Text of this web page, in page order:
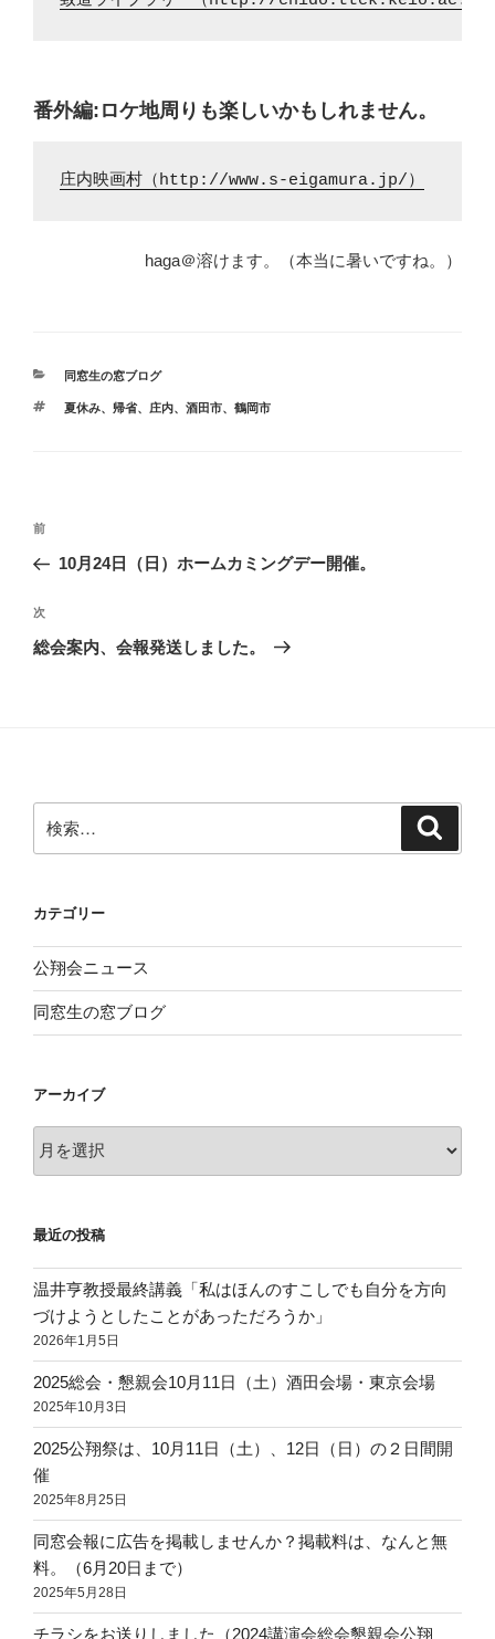
番外編:ロケ地周りも楽しいかもしれません。
庄内映画村（http://www.s-eigamura.jp/）
haga＠溶けます。（本当に暑いですね。）
カ
ゴ
同窓生の窓ブログ
タ
夏休み、 帰省、 庄内、 酒田市、 鶴岡市
投
ナ
ビ
ゲ
前
の
稿
前
10月24日（日）ホームカミングデー開催。
次
の
次
総会案内、会報発送しました。
索:
カテゴリー
公翔会ニュース
同窓生の窓ブログ
アーカイブ
ー
ブ
最近の投稿
温井亨教授最終講義「私はほんのすこしでも自分を方向
づけようとしたことがあっただろうか」
2026年1月5日
2025総会・懇親会10月11日（土）酒田会場・東京会場
2025年10月3日
2025公翔祭は、10月11日（土）、12日（日）の２日間開
催
2025年8月25日
同窓会報に広告を掲載しませんか？掲載料は、なんと無
料。（6月20日まで）
2025年5月28日
チラシをお送りしました（2024講演会総会懇親会公翔